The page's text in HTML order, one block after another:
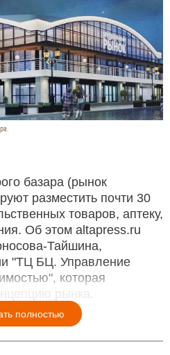
базара (рынок
разместить почти 30
товаров, аптеку,
Об этом altapress.ru
Тайшина,
"ТЦ БЦ. Управление
которая
рынка.
полностью